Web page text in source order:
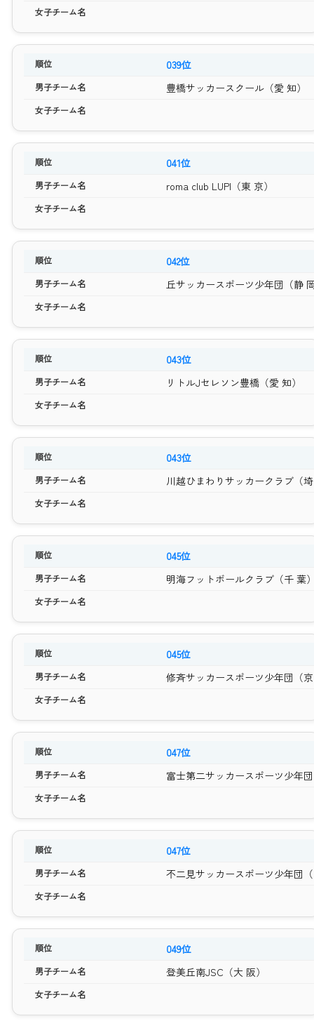
039位
豊橋サッカースクール（愛 知）
041位
roma club LUPI（東 京）
042位
丘サッカースポーツ少年団（静
043位
リトルJセレソン豊橋（愛 知）
043位
川越ひまわりサッカークラブ（
045位
明海フットボールクラブ（千 葉
045位
修斉サッカースポーツ少年団（
047位
富士第二サッカースポーツ少年
047位
不二見サッカースポーツ少年団
049位
登美丘南JSC（大 阪）